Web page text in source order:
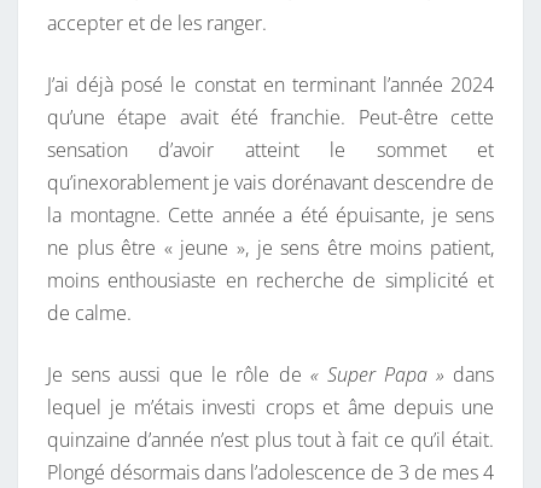
accepter et de les ranger.
J’ai déjà posé le constat en terminant l’année 2024
qu’une étape avait été franchie. Peut-être cette
sensation d’avoir atteint le sommet et
qu’inexorablement je vais dorénavant descendre de
la montagne. Cette année a été épuisante, je sens
ne plus être « jeune », je sens être moins patient,
moins enthousiaste en recherche de simplicité et
de calme.
Je sens aussi que le rôle de « Super Papa » dans
lequel je m’étais investi crops et âme depuis une
quinzaine d’année n’est plus tout à fait ce qu’il était.
Plongé désormais dans l’adolescence de 3 de mes 4